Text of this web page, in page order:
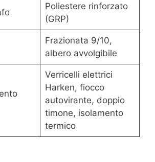
Poliestere rinforzato
(GRP)
Frazionata 9/10,
albero avvolgibile
Verricelli elettrici
Harken, fiocco
autovirante, doppio
timone, isolamento
termico